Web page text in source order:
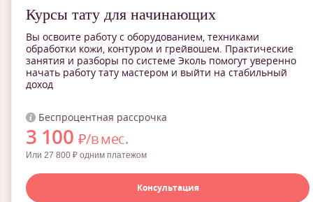
Курсы тату для начинающих
Вы освоите работу с оборудованием, техниками
обработки кожи, контуром и грейвошем. Практические
занятия и разборы по системе Эколь помогут уверенно
начать работу тату мастером и выйти на стабильный
доход
Беспроцентная рассрочка
3 100 ₽/в мес.
Или 27 800 ₽ одним платежом
Консультация